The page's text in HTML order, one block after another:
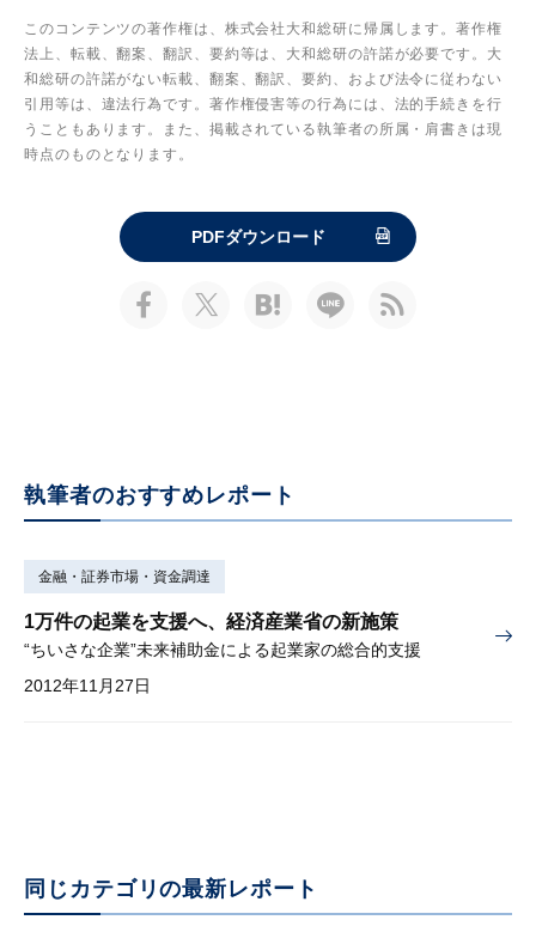
このコンテンツの著作権は、株式会社大和総研に帰属します。著作権
法上、転載、翻案、翻訳、要約等は、大和総研の許諾が必要です。大
和総研の許諾がない転載、翻案、翻訳、要約、および法令に従わない
引用等は、違法行為です。著作権侵害等の行為には、法的手続きを行
うこともあります。また、掲載されている執筆者の所属・肩書きは現
時点のものとなります。
PDFダウンロード
執筆者のおすすめレポート
金融・証券市場・資金調達
1万件の起業を支援へ、経済産業省の新施策
“ちいさな企業”未来補助金による起業家の総合的支援
2012年11月27日
同じカテゴリの最新レポート